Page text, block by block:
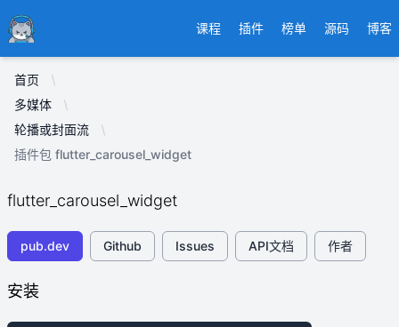
Ducafecat 课程 插件 榜单 源码 博客
首页
多媒体
轮播或封面流
插件包 flutter_carousel_widget
flutter_carousel_widget
pub.dev Github Issues API文档 作者
安装